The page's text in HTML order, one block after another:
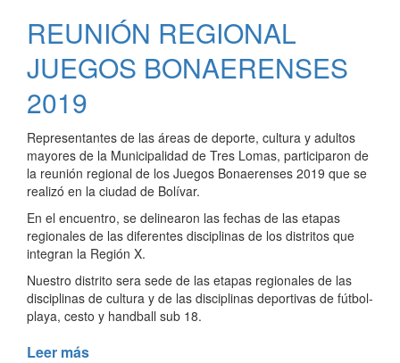
DISCIPLINAS
CULTURALES
DE
BONAERENSES
2019
REUNIÓN REGIONAL
JUEGOS BONAERENSES
2019
Representantes de las áreas de deporte, cultura y adultos
mayores de la Municipalidad de Tres Lomas, participaron de
la reunión regional de los Juegos Bonaerenses 2019 que se
realizó en la ciudad de Bolívar.
En el encuentro, se delinearon las fechas de las etapas
regionales de las diferentes disciplinas de los distritos que
integran la Región X.
Nuestro distrito sera sede de las etapas regionales de las
disciplinas de cultura y de las disciplinas deportivas de fútbol-
playa, cesto y handball sub 18.
Leer más